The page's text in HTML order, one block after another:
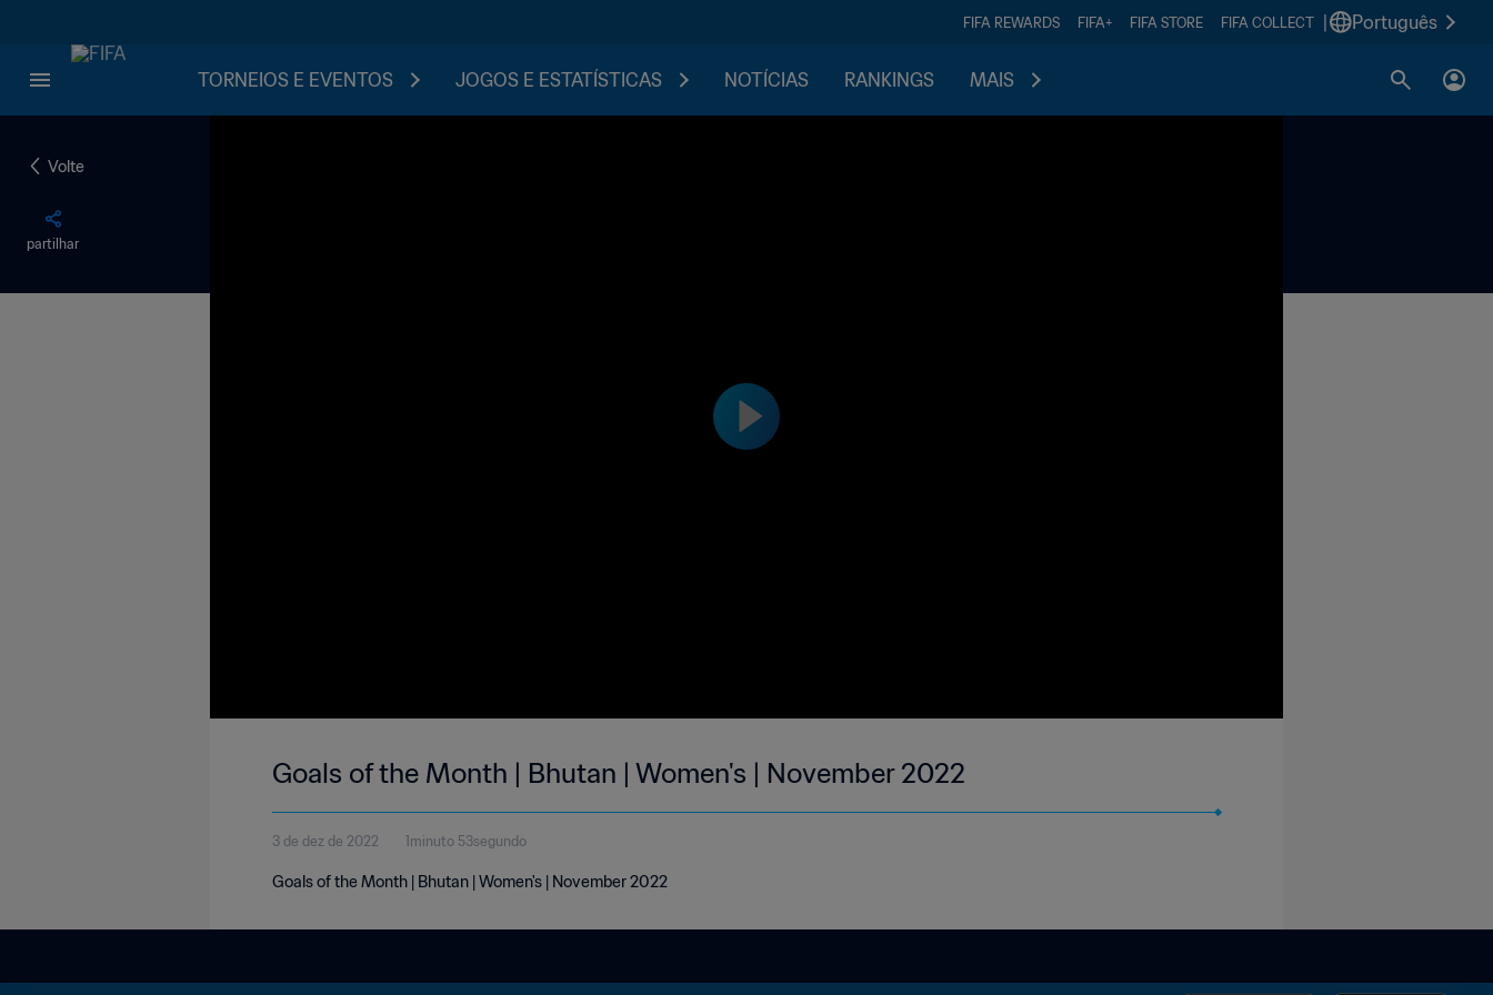
FIFA REWARDS FIFA+ FIFA STORE FIFA COLLECT Português
TORNEIOS E EVENTOS JOGOS E ESTATÍSTICAS NOTÍCIAS RANKINGS MAIS
Volte
partilhar
Goals of the Month | Bhutan | Women's | November 2022
3 de dez de 2022 1minuto 53segundo
Goals of the Month | Bhutan | Women's | November 2022